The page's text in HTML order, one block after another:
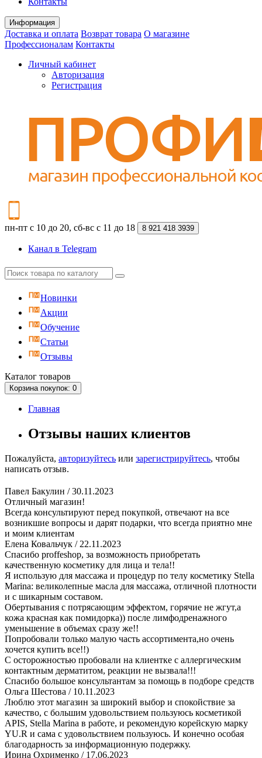
Информация
Доставка и оплата Возврат товара О магазине
Профессионалам Контакты
Личный кабинет
Авторизация
Регистрация
пн-пт с 10 до 20, сб-вс с 11 до 18 8 921 418 3939
Канал в Telegram
Новинки
Акции
Обучение
Статьи
Отзывы
Каталог товаров
Корзинапокупок: 0
Главная
Отзывы наших клиентов
Пожалуйста, авторизуйтесь или зарегистрируйтесь, чтобы
написать отзыв.
Павел Бакулин / 30.11.2023
Отличный магазин!
Всегда консультируют перед покупкой, отвечают на все
возникшие вопросы и дарят подарки, что всегда приятно мне
и моим клиентам
Елена Ковальчук / 22.11.2023
Спасибо proffeshop, за возможность приобретать
качественную косметику для лица и тела!!
Я использую для массажа и процедур по телу косметику Stella
Marina: великолепные масла для массажа, отличной плотности
и с шикарным составом.
Обертывания с потрясающим эффектом, горячие не жгут,а
кожа красная как помидорка)) после лимфодренажного
уменьшение в объемах сразу же!!
Попробовали только малую часть ассортимента,но очень
хочется купить все!!)
С осторожностью пробовали на клиентке с аллергическим
контактным дерматитом, реакции не вызвала!!!
Спасибо большое консультантам за помощь в подборе средств
Ольга Шестова / 10.11.2023
Люблю этот магазин за широкий выбор и спокойствие за
качество, с большим удовольствием пользуюсь косметикой
APIS, Stella Marina в работе, и рекомендую корейскую марку
YU.R и сама с удовольствием пользуюсь. И конечно особая
благодарность за информационную подержку.
Ирина Охрименко / 17.06.2023